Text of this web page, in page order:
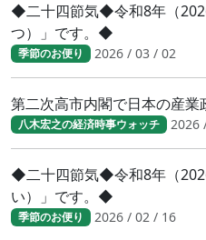
◆二十四節気◆令和8年（
つ）」です。◆
季節のお便り 2026 / 03 / 02
第二次高市内閣で日本の産
八木宏之の経済時事ウォッチ 2026
◆二十四節気◆令和8年（
い）」です。◆
季節のお便り 2026 / 02 / 16